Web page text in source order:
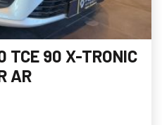
TCE 90 X-TRONIC
AR